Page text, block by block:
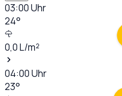
03:00Uhr
24°
0,0L/m²
04:00Uhr
23°